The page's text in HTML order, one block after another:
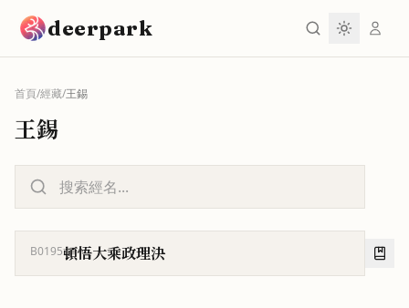
deerpark
首頁/經藏/王錫
王錫
B0195頓悟大乘政理決